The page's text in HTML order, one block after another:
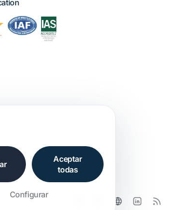
Aceptar
todas
Configurar